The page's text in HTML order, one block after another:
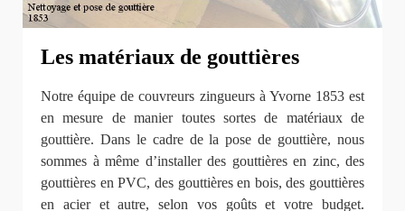
Les matériaux de gouttières
Notre équipe de couvreurs zingueurs à Yvorne 1853 est
en mesure de manier toutes sortes de matériaux de
gouttière. Dans le cadre de la pose de gouttière, nous
sommes à même d’installer des gouttières en zinc, des
gouttières en PVC, des gouttières en bois, des gouttières
en acier et autre, selon vos goûts et votre budget.